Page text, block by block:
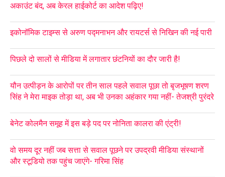
अकाउंट बंद, अब केरल हाईकोर्ट का आदेश पढ़िए!
इकोनॉमिक टाइम्स से अरुण पद्मनाभन और रायटर्स से निखिन की नई पारी
पिछले दो सालों से मीडिया में लगातार छंटनियों का दौर जारी है!
यौन उत्पीड़न के आरोपों पर तीन साल पहले सवाल पूछा तो बृजभूषण शरण
सिंह ने मेरा माइक तोड़ा था, अब भी उनका अहंकार गया नहीं- तेजश्री पुरंदरे
बेनेट कोलमैन समूह में इस बड़े पद पर नोनिता कालरा की एंट्री!
वो समय दूर नहीं जब सत्ता से सवाल पूछने पर उपद्रवी मीडिया संस्थानों
और स्टूडियो तक पहुंच जाएंगे- गरिमा सिंह